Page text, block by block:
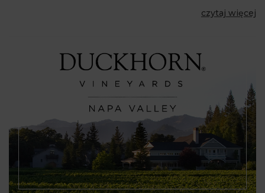
czytaj więcej